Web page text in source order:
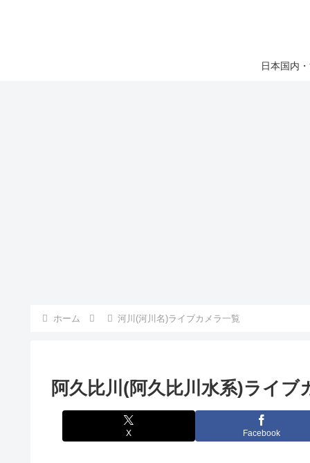
日本国内
ホーム 河川(河川名)ライブカメラ一覧
阿久比川(阿久比川水系)ライブ
X Facebook